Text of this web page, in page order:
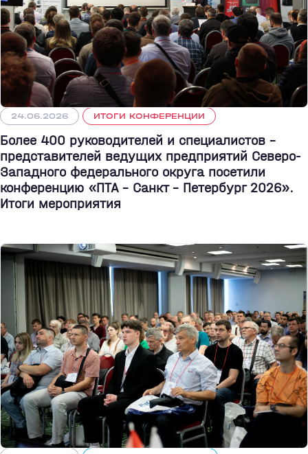
24.06.2026 ИТОГИ КОНФЕРЕНЦИИ
Более 400 руководителей и специалистов –
представителей ведущих предприятий Северо-
Западного федерального округа посетили
конференцию «ПТА – Санкт - Петербург 2026».
Итоги мероприятия